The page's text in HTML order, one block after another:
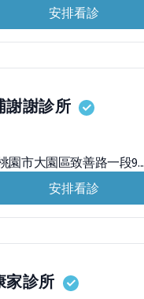
安排看診
謝謝診所
園市大園區致善路一段9...
安排看診
家診所